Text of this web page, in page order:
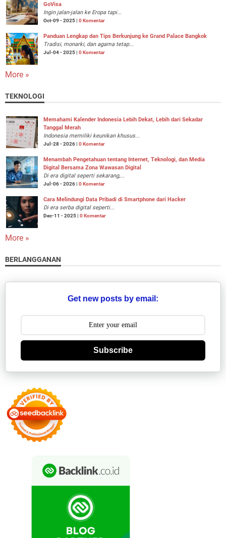
GoVisa
Ingin jalan-jalan ke Eropa tapi...
Oct-09 - 2025 | 0 Komentar
Panduan Lengkap dan Tips Berkunjung ke Grand Palace Bangkok
Tradisi, monarki, dan agama tetap...
Jul-04 - 2025 | 0 Komentar
More »
TEKNOLOGI
Memahami Kalender Indonesia Lebih Dekat, Lebih dari Sekadar
Tanggal Merah
Indonesia memiliki keunikan khusus...
Jul-28 - 2026 | 0 Komentar
Menambah Pengetahuan tentang Internet, Teknologi, dan Media
Digital Bersama Zona Wawasan Digital
Di era digital seperti sekarang,...
Jul-06 - 2026 | 0 Komentar
Cara Melindungi Data Pribadi di Smartphone dari Hacker
Di era serba digital seperti...
Dec-11 - 2025 | 0 Komentar
More »
BERLANGGANAN
Get new posts by email:
Subscribe